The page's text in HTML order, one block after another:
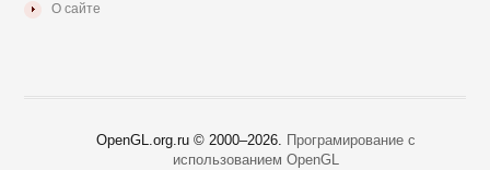
О сайте
OpenGL.org.ru © 2000–2026. Програмирование с
использованием OpenGL